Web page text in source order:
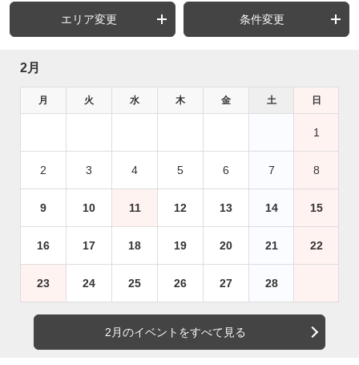
エリア変更 条件変更
2月
月 火 水 木 金 土 日
1
2 3 4 5 6 7 8
9 10 11 12 13 14 15
16 17 18 19 20 21 22
23 24 25 26 27 28
2月のイベントをすべて見る